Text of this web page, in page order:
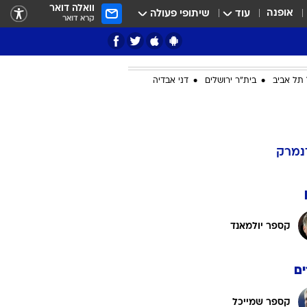
אופנה עוד שיתופי פעולה וואלה דואר
קרא דואר
תל אביב בית"ר ירושלים דני אבדיה
קספר יולמאנד
קספר שמייכל